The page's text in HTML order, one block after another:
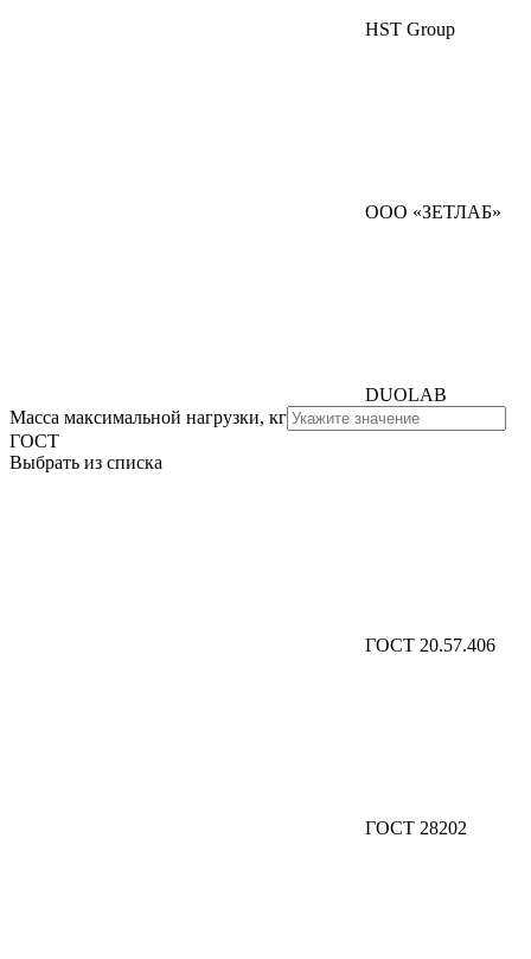
HST Group
ООО «ЗЕТЛАБ»
DUOLAB
Масса максимальной нагрузки, кг
ГОСТ
Выбрать из списка
ГОСТ 20.57.406
ГОСТ 28202